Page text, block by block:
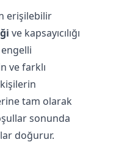
erişilebilir
ve kapsayıcılığı
ve farklı
tam olarak
sonunda
doğurur.